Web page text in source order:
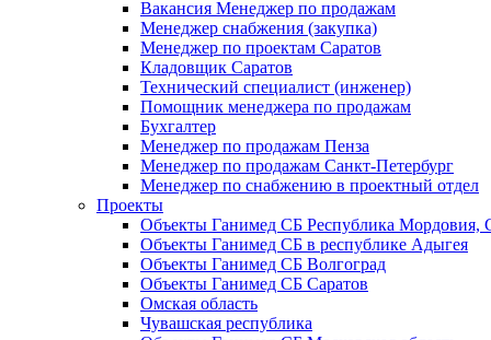
Вакансия Менеджер по продажам
Менеджер снабжения (закупка)
Менеджер по проектам Саратов
Кладовщик Саратов
Технический специалист (инженер)
Помощник менеджера по продажам
Бухгалтер
Менеджер по продажам Пенза
Менеджер по продажам Санкт-Петербург
Менеджер по снабжению в проектный отдел
Проекты
Объекты Ганимед СБ Республика Мордовия,
Объекты Ганимед СБ в республике Адыгея
Объекты Ганимед СБ Волгоград
Объекты Ганимед СБ Саратов
Омская область
Чувашская республика